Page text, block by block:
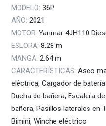
MODELO: 36P
AÑO: 2021
MOTOR: Yanmar 4JH110
ESLORA: 8.28 m
MANGA: 2.64m
CARACTERÍSTICAS: Aseo
eléctrica, Cargador de
Ducha de bañera, Escalera
bañera, Pasillos laterales en
Bimini, Winche eléctrico